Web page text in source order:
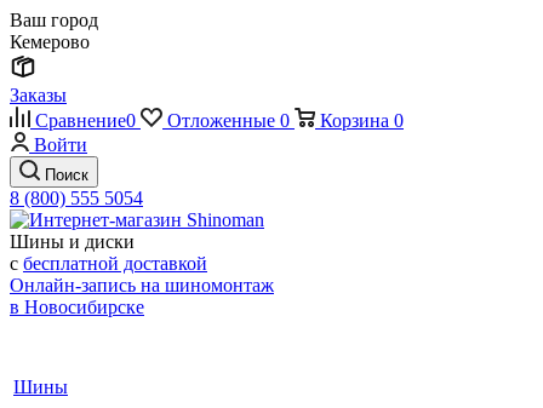
Ваш город
Кемерово
Заказы
Сравнение0 Отложенные 0 Корзина 0
Войти
Поиск
8 (800) 555 5054
Шины и диски
с бесплатной доставкой
Онлайн-запись на шиномонтаж
в Новосибирске
Шины